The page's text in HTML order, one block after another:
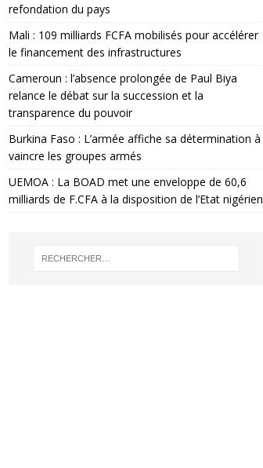
refondation du pays
Mali : 109 milliards FCFA mobilisés pour accélérer
le financement des infrastructures
Cameroun : l’absence prolongée de Paul Biya
relance le débat sur la succession et la
transparence du pouvoir
Burkina Faso : L’armée affiche sa détermination à
vaincre les groupes armés
UEMOA : La BOAD met une enveloppe de 60,6
milliards de F.CFA à la disposition de l’Etat nigérien